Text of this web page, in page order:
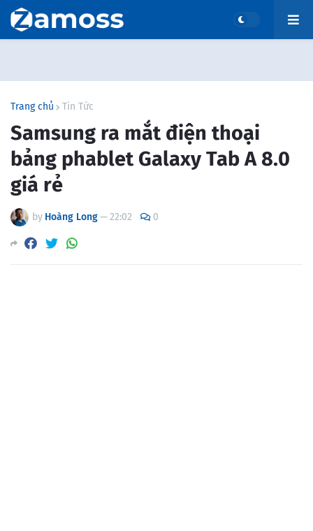
Trang chủ Tin Tức
Samsung ra mắt điện thoại
bảng phablet Galaxy Tab A 8.0
giá rẻ
by Hoàng Long—22:02 0